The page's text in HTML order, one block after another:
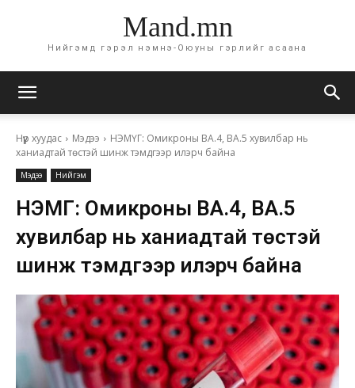
Mand.mn
Нийгэмд гэрэл нэмнэ-Оюуны гэрлийг асаана
Нүүр хуудас Мэдээ
НЭМҮГ: Омикроны ВА.4, ВА.5 хувилбар нь
ханиадтай төстэй шинж тэмдгээр илэрч байна
Мэдээ Нийгэм
НЭМҮГ: Омикроны ВА.4, ВА.5
хувилбар нь ханиадтай төстэй
шинж тэмдгээр илэрч байна